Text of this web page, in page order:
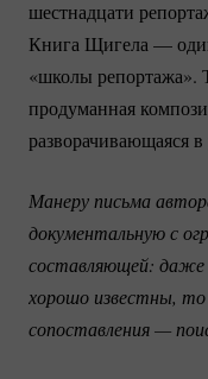
шестнадцати
Книга Щигела —
«школы репортажа».
продуманная
разворачивающаяся
Манеру письма
документальную с
составляющей: даже
хорошо известны,
сопоставления —